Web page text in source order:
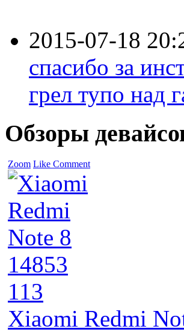
2015-07-18
спасибо за
грел тупо над
Обзоры
Zoom Like Comment
14853
113
Xiaomi Redmi